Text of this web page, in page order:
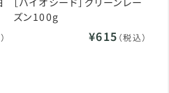
ズン100g
¥615 （税込）